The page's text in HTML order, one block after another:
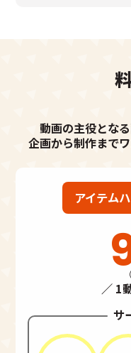
動画の主役とな
企画から制作まで
アイテム
／ 1
サ